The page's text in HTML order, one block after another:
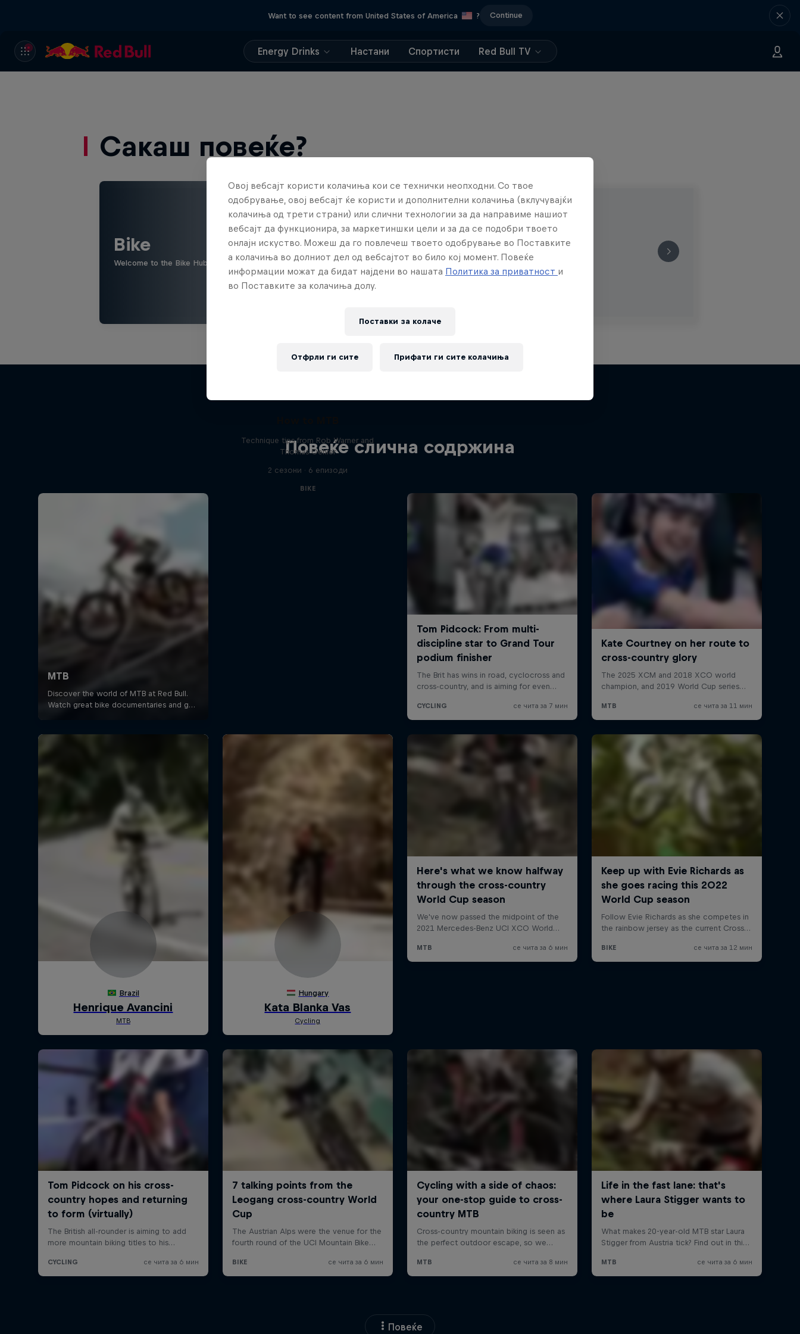
Want to see content from United States of America ? Continue
Energy Drinks Настани Спортисти Red Bull TV
Сакаш повеќе?
Bike
Welcome to the Bike Hub, where you will find an action-packed collection of two-wheel films, shows …
Повеќе слична содржина
Technique tips from Rob Warner and
Thomas Oehler
2 сезони · 6 епизоди
BIKE
Повеќе
Овој вебсајт користи колачиња кои се технички неопходни. Со твое
одобрување, овој вебсајт ќе користи и дополнителни колачиња (вклучувајќи
колачиња од трети страни) или слични технологии за да направиме нашиот
вебсајт да функционира, за маркетиншки цели и за да се подобри твоето
онлајн искуство. Можеш да го повлечеш твоето одобрување во Поставките
а колачиња во долниот дел од вебсајтот во било кој момент. Повеќе
информации можат да бидат најдени во нашата Политика за приватност и
во Поставките за колачиња долу.
Поставки за колачe
Отфрли ги сите Прифати ги сите колачиња